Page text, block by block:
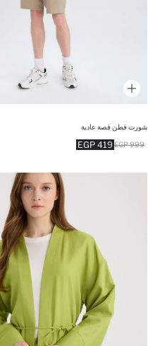
شورت قطن قصة عادية
419 EGP 999 EGP